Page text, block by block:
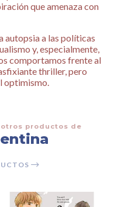
que amenaza con
autopsia a las políticas
y, especialmente,
comportamos frente al
thriller, pero
optimismo.
productos de